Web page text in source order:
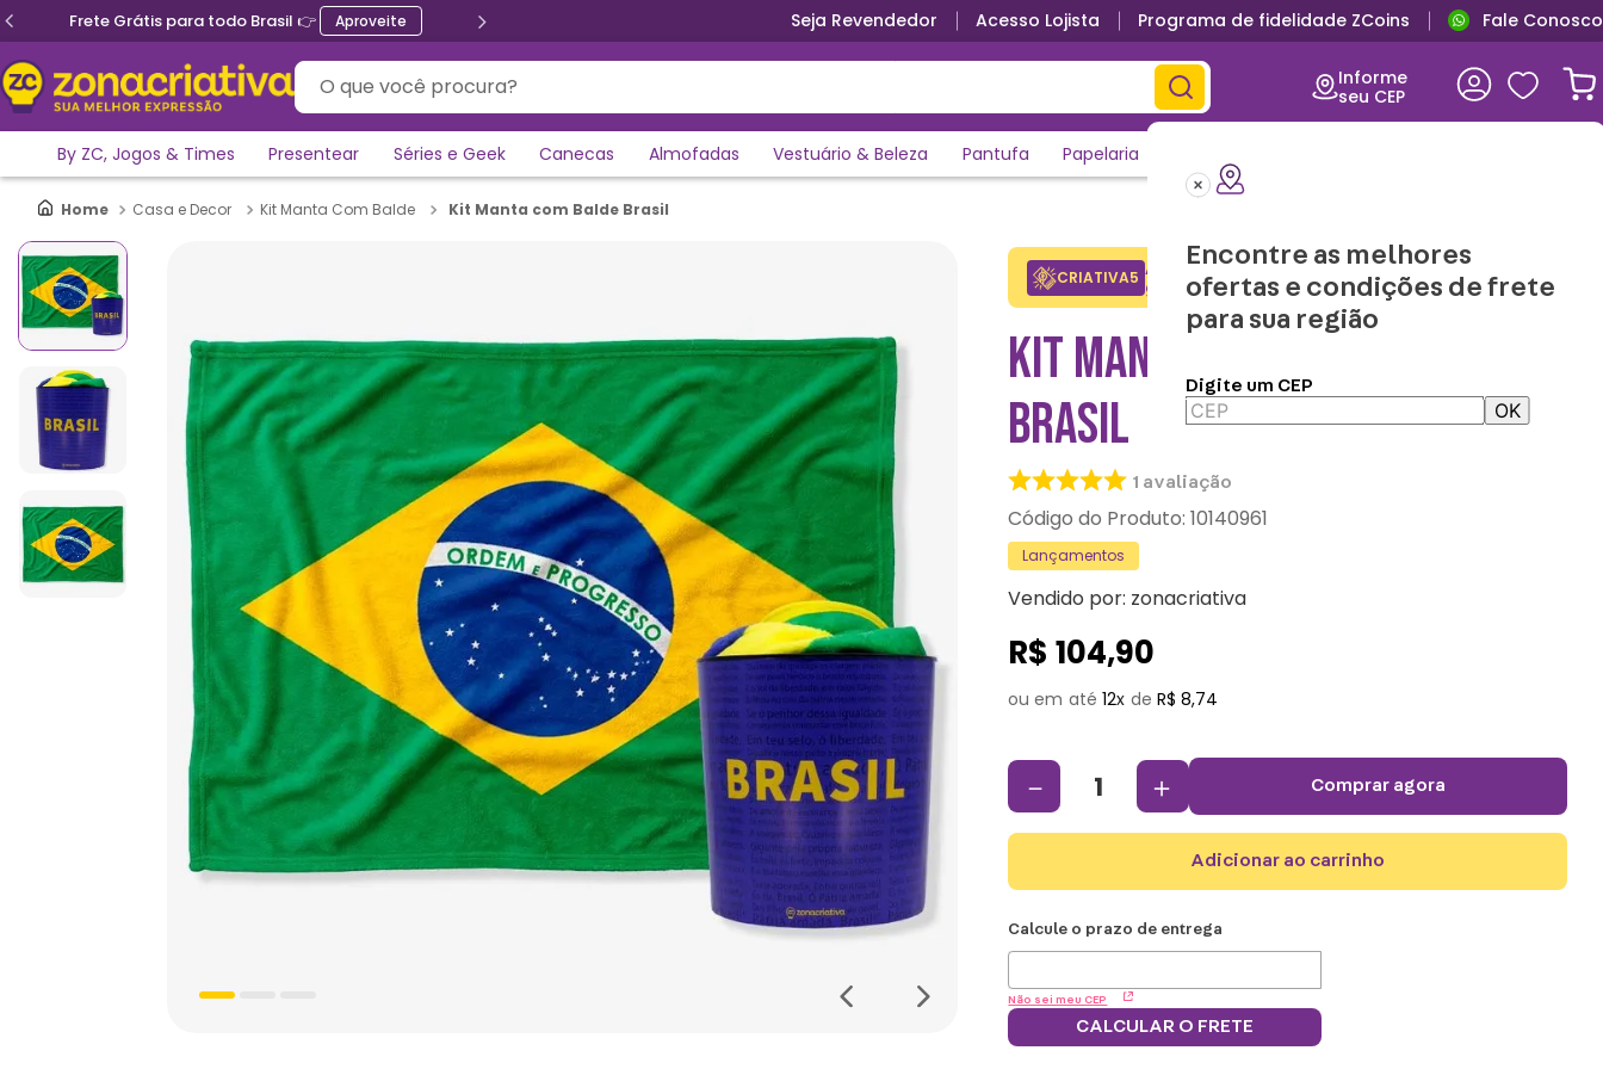
Aproveite Ganhe 5% de desconto no PIX Seja Revendedor Acesso Lojista Programa de fidelidade ZCoins Fale Conosco
O que você procura?
Informe
seu CEP
Encontre as melhores
ofertas e condições de frete
para sua região
Digite um CEP
OK
By ZC, Jogos & Times Presentear Séries e Geek Canecas Almofadas Vestuário & Beleza Pantufa Papelaria
Casa e Decor Kit Manta Com Balde Kit Manta com Balde Brasil
CRIATIVA5 Adicione o cupom no carrinho e
ganhe desconto na 1a compra.
Copiar
KIT MANTA COM BALDE
BRASIL
1 avaliação
:10140961
Lançamentos
Vendido por: zonacriativa
R$ 104,90
12 R$ 8,74
＋
－ comprar agora
adicionar ao carrinho
Não sei meu CEP
CALCULAR O FRETE